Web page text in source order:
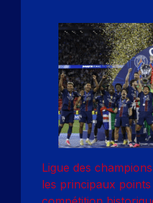
Ligue des
les principaux